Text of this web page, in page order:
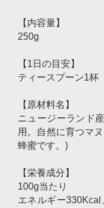
【内容量】
250g
【1日の目安】
ティースプーン1杯
【原材料名】
ニュージーランド
用。自然に育つマ
蜂蜜です。)
【栄養成分】
100g当たり
エネルギー